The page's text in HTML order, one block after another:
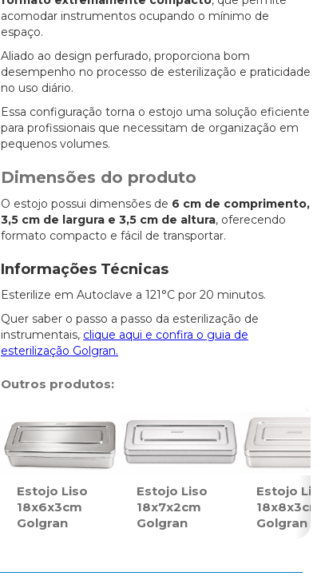
acomodar instrumentos ocupando o mínimo de
espaço.
Aliado ao design perfurado, proporciona bom
desempenho no processo de esterilização e praticidade
no uso diário.
Essa configuração torna o estojo uma solução eficiente
para profissionais que necessitam de organização em
pequenos volumes.
Dimensões do produto
O estojo possui dimensões de 6 cm de comprimento,
3,5 cm de largura e 3,5 cm de altura, oferecendo
formato compacto e fácil de transportar.
Informações Técnicas
Esterilize em Autoclave a 121°C por 20 minutos.
Quer saber o passo a passo da esterilização de
instrumentais, clique aqui e confira o guia de
esterilização Golgran.
Outros produtos:
Estojo Liso
18x6x3cm
Golgran
Estojo Liso
18x7x2cm
Golgran
Estojo Liso
18x8x3cm
Golgran